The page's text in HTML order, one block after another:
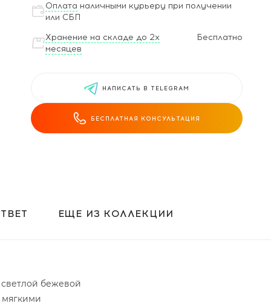
Оплата наличными курьеру при получении
или СБП
Хранение на складе до 2х
месяцев
Бесплатно
НАПИСАТЬ В TELEGRAM
БЕСПЛАТНАЯ КОНСУЛЬТАЦИЯ
ЕЩЕ ИЗ КОЛЛЕКЦИИ
бежевой
мягкими